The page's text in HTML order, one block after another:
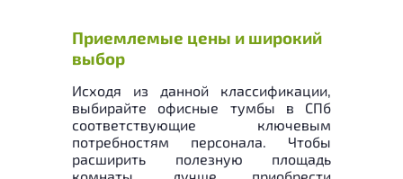
Приемлемые цены и широкий
выбор
Исходя из данной классификации,
выбирайте офисные тумбы в СПб
соответствующие ключевым
потребностям персонала. Чтобы
расширить полезную площадь
комнаты, лучше приобрести